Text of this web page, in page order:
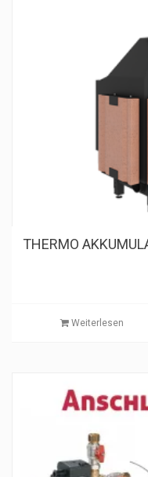
THERMO
Weiterlesen